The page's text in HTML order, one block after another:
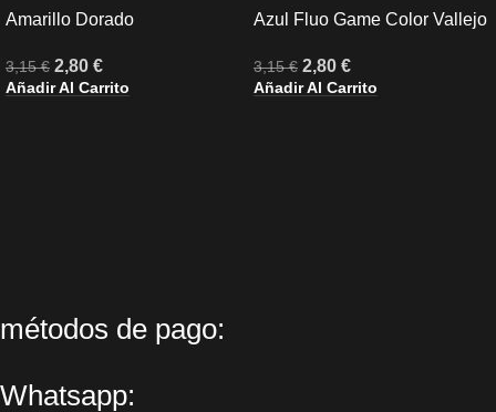
Amarillo Dorado
3,15€ 2,80 €
Añadir Al Carrito
Azul Fluo Game Color Vallejo
3,15€ 2,80 €
Añadir Al Carrito
métodos de pago:
Whatsapp: